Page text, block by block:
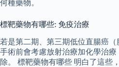
何種藥物。
標靶藥物有哪些: 免疫治療
若是第二期、第三期低位直腸癌（
手術前會考慮放射治療加化學治
除。 標靶藥物有哪些 明白了這些